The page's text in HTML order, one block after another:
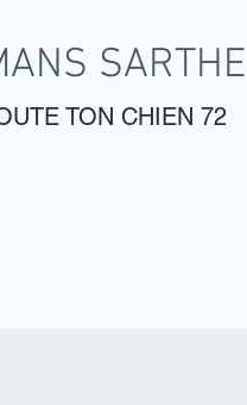
SARTHE
TON CHIEN 72